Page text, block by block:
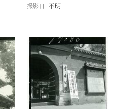
撮影日 不明